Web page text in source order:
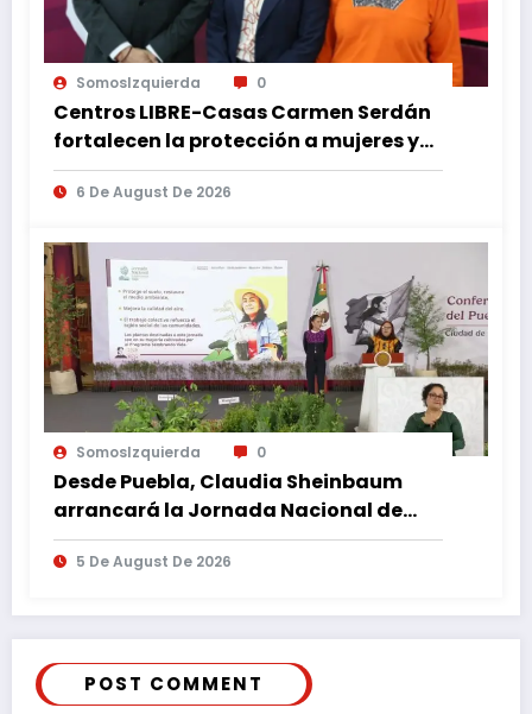
SomosIzquierda 0
Centros LIBRE-Casas Carmen Serdán
fortalecen la protección a mujeres y
reducen feminicidios en Puebla
6 De August De 2026
SomosIzquierda 0
Desde Puebla, Claudia Sheinbaum
arrancará la Jornada Nacional de
Reforestación
5 De August De 2026
POST COMMENT